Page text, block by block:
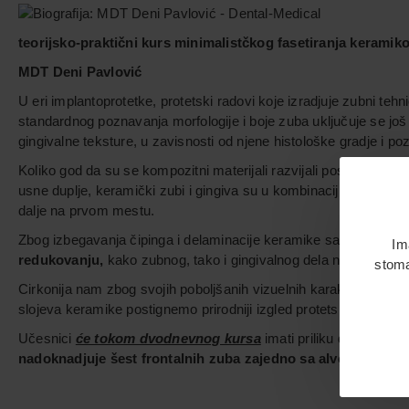
teorijsko-praktični kurs minimalistčkog fasetiranja
MDT Deni Pavlović
U eri implantoprotetke, protetski radovi koje izradjuje zubni
standardnog poznavanja morfologije i boje zuba uključuje se
gingivalne teksture, u zavisnosti od njene histološke gradje i
Koliko god da su se kompozitni materijali razvijali poslednjih
usne duplje, keramički zubi i gingiva su u kombinaciji sa
dalje na prvom mestu.
Zbog izbegavanja čipinga i delaminacije keramike sa
redukovanju, kako zubnog, tako i gingivalnog dela
Cirkonija nam zbog svojih poboljšanih vizuelnih karakteristika
slojeva keramike postignemo prirodniji izgled protetskog rada.
Učesnici će tokom dvodnevnog kursaimati priliku da
slažu
nadoknadjuje šest frontalnih zuba zajedno sa alveolarno